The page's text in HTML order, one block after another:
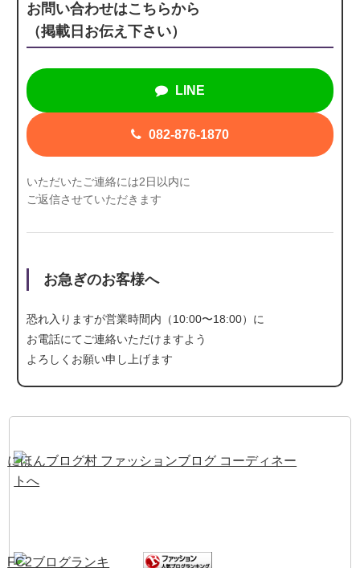
お問い合わせはこちらから
（掲載日お伝え下さい）
LINE
082-876-1870
いただいたご連絡には2日以内に
ご返信させていただきます
お急ぎのお客様へ
恐れ入りますが営業時間内（10:00〜18:00）に
お電話にてご連絡いただけますよう
よろしくお願い申し上げます